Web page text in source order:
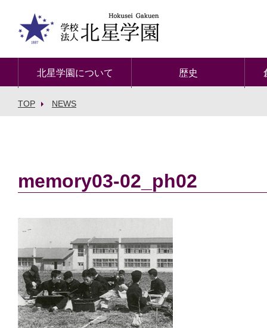
北星学園について 歴史
TOP NEWS
memory03-02_ph02